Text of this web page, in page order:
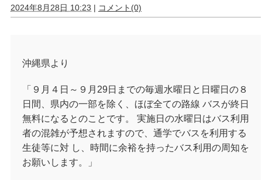
2024年8月28日 10:23 | コメント(0)
沖縄県より
「９月４日～９月29日までの毎週水曜日と日曜日の８
日間、県内の一部を除く、ほぼ全ての路線 バスが終日
無料になるとのことです。 実施日の水曜日はバス利用
者の混雑が予想されますので、通学でバスを利用する
生徒等に対 し、時間に余裕を持ったバス利用の周知を
お願いします。」